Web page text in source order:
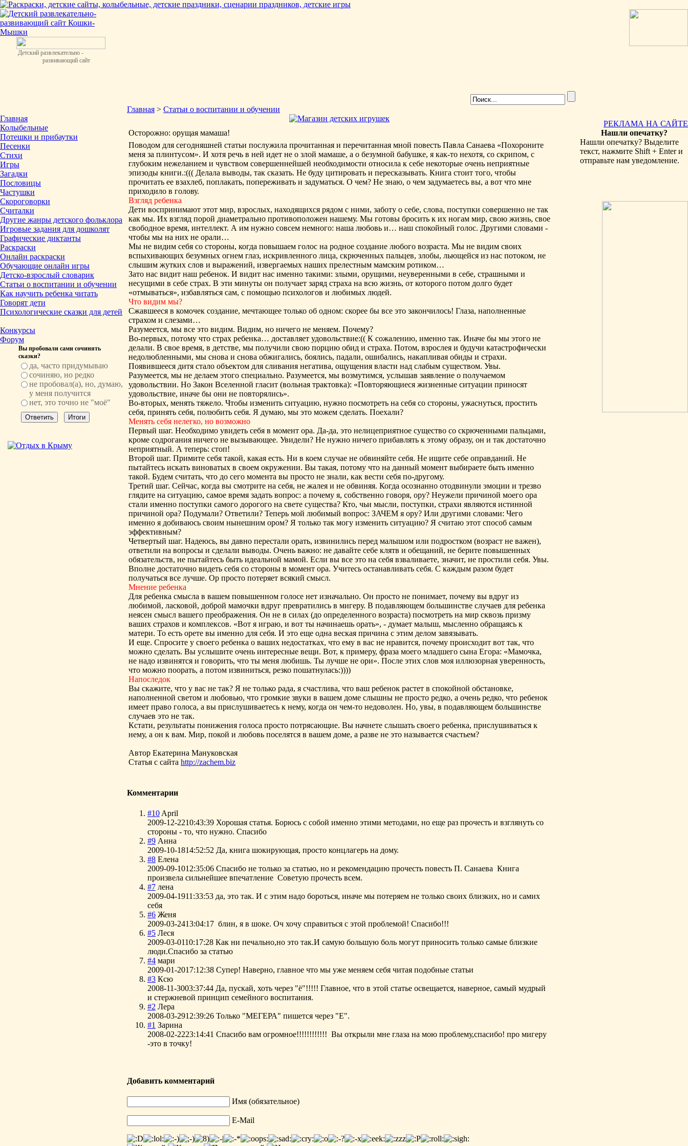
Детский развлекательно -
развивающий сайт
Главная
Колыбельные
Потешки и прибаутки
Песенки
Стихи
Игры
Загадки
Пословицы
Частушки
Скороговорки
Считалки
Другие жанры детского фольклора
Игровые задания для дошколят
Графические диктанты
Раскраски
Онлайн раскраски
Обучающие онлайн игры
Детско-взрослый словарик
Статьи о воспитании и обучении
Как научить ребенка читать
Говорят дети
Психологические сказки для детей
Конкурсы
Форум
Вы пробовали сами сочинять
сказки?
да, часто придумываю
сочиняю, но редко
не пробовал(а), но, думаю,
у меня получится
нет, это точно не "моё"
Главная > Статьи о воспитании и обучении
Осторожно: орущая мамаша!
Поводом для сегодняшней статьи послужила прочитанная и перечитанная мной повесть Павла Санаева «Похороните
меня за плинтусом». И хотя речь в ней идет не о злой мамаше, а о безумной бабушке, я как-то нехотя, со скрипом, с
глубоким нежеланием и чувством совершеннейшей необходимости относила к себе некоторые очень неприятные
эпизоды книги.:((( Делала выводы, так сказать. Не буду цитировать и пересказывать. Книга стоит того, чтобы
прочитать ее взахлеб, поплакать, попереживать и задуматься. О чем? Не знаю, о чем задумаетесь вы, а вот что мне
приходило в голову.
Взгляд ребенка
Дети воспринимают этот мир, взрослых, находящихся рядом с ними, заботу о себе, слова, поступки совершенно не так
как мы. Их взгляд порой диаметрально противоположен нашему. Мы готовы бросить к их ногам мир, свою жизнь, свое
свободное время, интеллект. А им нужно совсем немного: наша любовь и… наш спокойный голос. Другими словами -
чтобы мы на них не орали…
Мы не видим себя со стороны, когда повышаем голос на родное создание любого возраста. Мы не видим своих
вспыхивающих безумных огнем глаз, искривленного лица, скрюченных пальцев, злобы, льющейся из нас потоком, не
слышим жутких слов и выражений, извергаемых наших прелестным мамским ротиком…
Зато нас видит наш ребенок. И видит нас именно такими: злыми, орущими, неуверенными в себе, страшными и
несущими в себе страх. В эти минуты он получает заряд страха на всю жизнь, от которого потом долго будет
«отмываться», избавляться сам, с помощью психологов и любимых людей.
Что видим мы?
Сжавшееся в комочек создание, мечтающее только об одном: скорее бы все это закончилось! Глаза, наполненные
страхом и слезами…
Разумеется, мы все это видим. Видим, но ничего не меняем. Почему?
Во-первых, потому что страх ребенка… доставляет удовольствие:(( К сожалению, именно так. Иначе бы мы этого не
делали. В свое время, в детстве, мы получили свою порцию обид и страха. Потом, взрослея и будучи катастрофически
недолюбленными, мы снова и снова обжигались, боялись, падали, ошибались, накапливая обиды и страхи.
Появившееся дитя стало объектом для сливания негатива, ощущения власти над слабым существом. Увы.
Разумеется, мы не делаем этого специально. Разумеется, мы возмутимся, услышав заявление о получаемом
удовольствии. Но Закон Вселенной гласит (вольная трактовка): «Повторяющиеся жизненные ситуации приносят
удовольствие, иначе бы они не повторялись».
Во-вторых, менять тяжело. Чтобы изменить ситуацию, нужно посмотреть на себя со стороны, ужаснуться, простить
себя, принять себя, полюбить себя. Я думаю, мы это можем сделать. Поехали?
Менять себя нелегко, но возможно
Первый шаг. Необходимо увидеть себя в момент ора. Да-да, это нелицеприятное существо со скрюченными пальцами,
кроме содрогания ничего не вызывающее. Увидели? Не нужно ничего прибавлять к этому образу, он и так достаточно
неприятный. А теперь: стоп!
Второй шаг. Примите себя такой, какая есть. Ни в коем случае не обвиняйте себя. Не ищите себе оправданий. Не
пытайтесь искать виноватых в своем окружении. Вы такая, потому что на данный момент выбираете быть именно
такой. Будем считать, что до сего момента вы просто не знали, как вести себя по-другому.
Третий шаг. Сейчас, когда вы смотрите на себя, не жалея и не обвиняя. Когда осознанно отодвинули эмоции и трезво
глядите на ситуацию, самое время задать вопрос: а почему я, собственно говоря, ору? Неужели причиной моего ора
стали именно поступки самого дорогого на свете существа? Кто, чьи мысли, поступки, страхи являются истинной
причиной ора? Подумали? Ответили? Теперь мой любимый вопрос: ЗАЧЕМ я ору? Или другими словами: Чего
именно я добиваюсь своим нынешним ором? Я только так могу изменить ситуацию? Я считаю этот способ самым
эффективным?
Четвертый шаг. Надеюсь, вы давно перестали орать, извинились перед малышом или подростком (возраст не важен),
ответили на вопросы и сделали выводы. Очень важно: не давайте себе клятв и обещаний, не берите повышенных
обязательств, не пытайтесь быть идеальной мамой. Если вы все это на себя взваливаете, значит, не простили себя. Увы.
Вполне достаточно видеть себя со стороны в момент ора. Учитесь останавливать себя. С каждым разом будет
получаться все лучше. Ор просто потеряет всякий смысл.
Мнение ребенка
Для ребенка смысла в вашем повышенном голосе нет изначально. Он просто не понимает, почему вы вдруг из
любимой, ласковой, доброй мамочки вдруг превратились в мигеру. В подавляющем большинстве случаев для ребенка
неясен смысл вашего преображения. Он не в силах (до определенного возраста) посмотреть на мир сквозь призму
ваших страхов и комплексов. «Вот я играю, и вот ты начинаешь орать», - думает малыш, мысленно обращаясь к
матери. То есть орете вы именно для себя. И это еще одна веская причина с этим делом завязывать.
И еще. Спросите у своего ребенка о ваших недостатках, что ему в вас не нравится, почему происходит вот так, что
можно сделать. Вы услышите очень интересные вещи. Вот, к примеру, фраза моего младшего сына Егора: «Мамочка,
не надо извинятся и говорить, что ты меня любишь. Ты лучше не ори». После этих слов моя иллюзорная уверенность,
что можно поорать, а потом извиниться, резко пошатнулась:))))
Напоследок
Вы скажите, что у вас не так? Я не только рада, я счастлива, что ваш ребенок растет в спокойной обстановке,
наполненной светом и любовью, что громкие звуки в вашем доме слышны не просто редко, а очень редко, что ребенок
имеет право голоса, а вы прислушиваетесь к нему, когда он чем-то недоволен. Но, увы, в подавляющем большинстве
случаев это не так.
Кстати, результаты понижения голоса просто потрясающие. Вы начнете слышать своего ребенка, прислушиваться к
нему, а он к вам. Мир, покой и любовь поселятся в вашем доме, а разве не это называется счастьем?
Автор Екатерина Мануковская
Статья с сайта http://zachem.biz
Комментарии
#10 April
2009-12-2210:43:39 Хорошая статья. Борюсь с собой именно этими методами, но еще раз прочесть и взглянуть со
стороны - то, что нужно. Спасибо
#9 Анна
2009-10-1814:52:52 Да, книга шокирующая, просто концлагерь на дому.
#8 Елена
2009-09-1012:35:06 Спасибо не только за статью, но и рекомендацию прочесть повесть П. Санаева Книга
произвела сильнейшее впечатление Советую прочесть всем.
#7 лена
2009-04-1911:33:53 да, это так. И с этим надо бороться, иначе мы потеряем не только своих близких, но и самих
себя
#6 Женя
2009-03-2413:04:17 блин, я в шоке. Оч хочу справиться с этой проблемой! Спасибо!!!
#5 Леся
2009-03-0110:17:28 Как ни печально,но это так.И самую большую боль могут приносить только самые близкие
люди.Спасибо за статью
#4 мари
2009-01-2017:12:38 Супер! Наверно, главное что мы уже меняем себя читая подобные статьи
#3 Ксю
2008-11-3003:37:44 Да, пускай, хоть через "ё"!!!!! Главное, что в этой статье освещается, наверное, самый мудрый
и стержневой принцип семейного воспитания.
#2 Лера
2008-03-2912:39:26 Только "МЕГЕРА" пишется через "Е".
#1 Зарина
2008-02-2223:14:41 Спасибо вам огромное!!!!!!!!!!!! Вы открыли мне глаза на мою проблему,спасибо! про мигеру
-это в точку!
Добавить комментарий
Имя (обязательное)
E-Mail
РЕКЛАМА НА САЙТЕ
Нашли опечатку?
Нашли опечатку? Выделите
текст, нажмите Shift + Enter и
отправьте нам уведомление.